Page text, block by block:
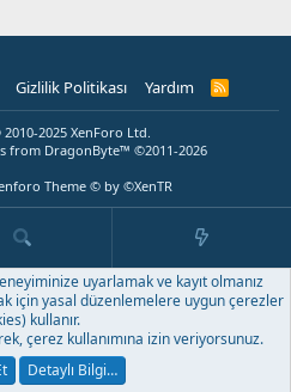
Gizlilik Politikası Yardım
R
2025 XenForo Ltd.
from DragonByte™ ©2011-2026
Theme © by ©XenTR
uyarlamak ve kayıt olmanız
için yasal düzenlemelere uygun çerezler
kullanır.
çerez kullanımına izin veriyorsunuz.
Detaylı Bilgi…